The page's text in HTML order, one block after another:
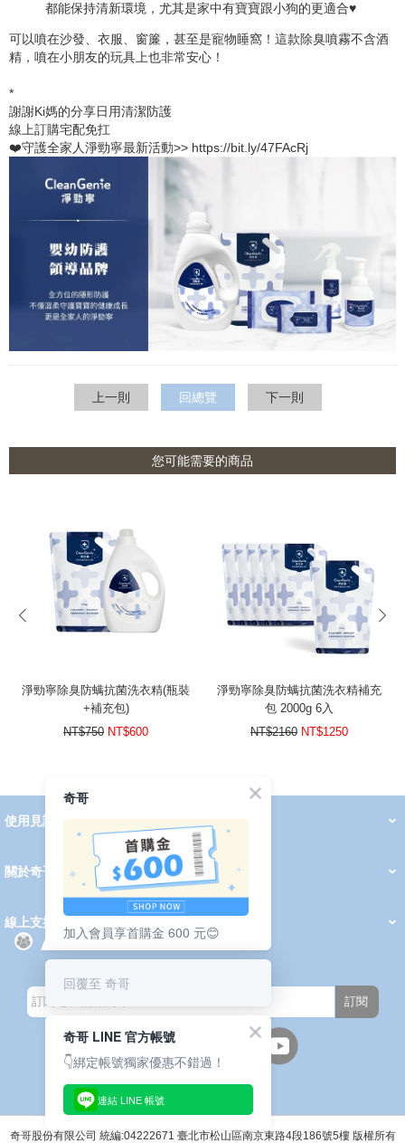
都能保持清新環境，尤其是家中有寶寶跟小狗的更適合♥
可以噴在沙發、衣服、窗簾，甚至是寵物睡窩！這款除臭噴霧不含酒
精，噴在小朋友的玩具上也非常安心！
*
謝謝Ki媽的分享日用清潔防護
線上訂購宅配免扛
❤️‍守護全家人淨勁寧最新活動>> https://bit.ly/47FAcRj
上一則 回總覽 下一則
您可能需要的商品
淨勁寧除臭防螨抗菌洗衣精(瓶裝
+補充包)
NT$750 NT$600
淨勁寧除臭防螨抗菌洗衣精補充
包 2000g 6入
NT$2160 NT$1250
prev next
使用見證 線上DM
2026 PADDINGTON 春夏服飾
2026 Peter Rabbit 春夏服飾
2026 CHIC BASICS春夏服飾
2026 Chic“a”Bon 派對禮服系列
2026 Chic“a”Bon 春夏服飾
媽咪購物指南
關於奇哥
奇哥的故事
育兒資訊站
會員中心
會員權益說明
我的帳戶
訂單查詢
紅利點數
修改會員資料
活動報名
線上支援
購買說明
常見問題
隱私權聲明
保固卡登錄
保固查詢
訂閱
週一至週五(上班日)
9:30~12:00 13:00~17:00
●中午12:00-13:00休息●
奇哥股份有限公司 統編:04222671 臺北市松山區南京東路4段186號5樓 版權所有
奇哥
加入會員享首購金 600 元😊
回覆至 奇哥
奇哥 LINE 官方帳號
👇綁定帳號獨家優惠不錯過！
連結 LINE 帳號